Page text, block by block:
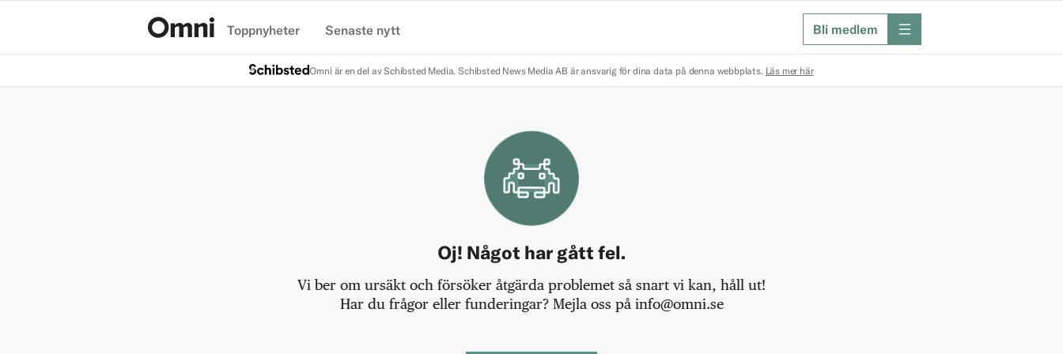
Toppnyheter Senaste nytt Bli medlem meny
Omni är en del av Schibsted Media. Schibsted News Media AB är ansvarig för dina data på denna webbplats. Läs mer här
Oj! Något har gått fel.
Vi ber om ursäkt och försöker åtgärda problemet så snart vi kan, håll ut!
Har du frågor eller funderingar? Mejla oss på info@omni.se